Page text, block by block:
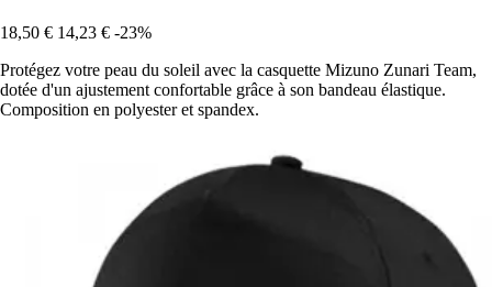
18,50 € 14,23 € -23%
Protégez votre peau du soleil avec la casquette Mizuno Zunari Team,
dotée d'un ajustement confortable grâce à son bandeau élastique.
Composition en polyester et spandex.